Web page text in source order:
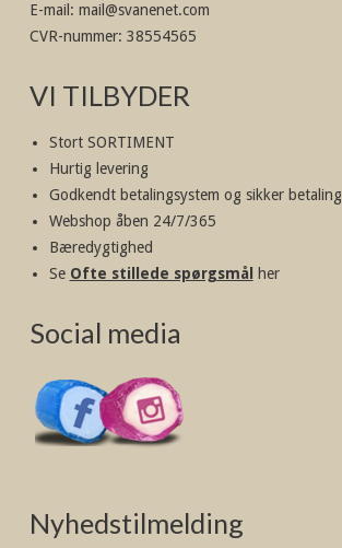
E-mail : mail@svanenet.com
CVR-nummer: 38554565
VI TILBYDER
Stort SORTIMENT
Hurtig levering
Godkendt betalingsystem og sikker betaling
Webshop åben 24/7/365
Bæredygtighed
Se Ofte stillede spørgsmål her
Social media
Nyhedstilmelding